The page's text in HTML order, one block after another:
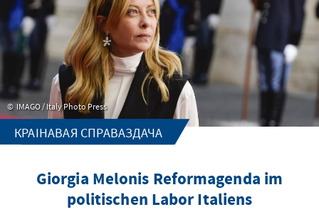
IMAGO / Italy Photo Press
КРАІНАВАЯ СПРАВАЗДАЧА
Giorgia Melonis Reformagenda im
politischen Labor Italiens